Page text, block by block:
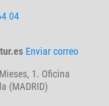
04
Enviar correo
1. Oficina
(MADRID)